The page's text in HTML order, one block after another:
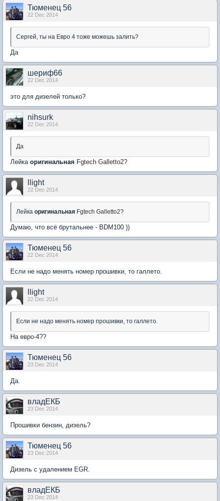
Тюменец 56
22 Dec 2014
Сергей, ты на Евро 4 тоже можешь залить?
Да
шериф66
22 Dec 2014
это для дизелей только?
nihsurk
22 Dec 2014
Да
Лейка оригинальная Fgtech Galletto2?
llight
22 Dec 2014
Лейка оригинальная Fgtech Galletto2?
Думаю, что всё брутальнее - BDM100 ))
Тюменец 56
22 Dec 2014
Если не надо менять номер прошивки, то галлето.
llight
22 Dec 2014
Если не надо менять номер прошивки, то галлето.
На евро-4??
Тюменец 56
23 Dec 2014
Да.
владЕКБ
23 Dec 2014
Прошивки бензин, дизель?
Тюменец 56
23 Dec 2014
Дизель с удалением EGR.
владЕКБ
23 Dec 2014